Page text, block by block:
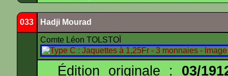
033 Hadji Mourad
Comte Léon TOLSTOÏ
Édition originale : 03/